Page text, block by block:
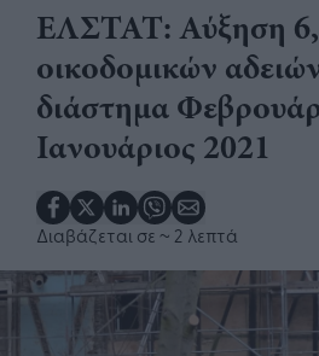
ΕΛΣΤΑΤ: Αύξηση
οικοδομικών
διάστημα
Ιανουάριος 2021​
Διαβάζεται σε ~ 2 λεπτά